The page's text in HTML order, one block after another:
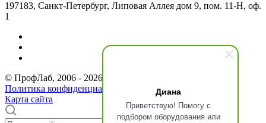
Диана
Приветствую! Помогу с
подбором оборудования или
197183, Санкт-Петербург, Липовая Аллея дом 9, пом. 11-Н, оф.
1
© ПрофЛаб, 2006 - 2026. Все права защищены.
Политика конфиденциальности
Карта сайта